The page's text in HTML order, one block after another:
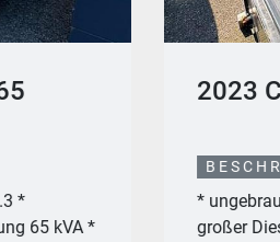
(52 kW) *
*